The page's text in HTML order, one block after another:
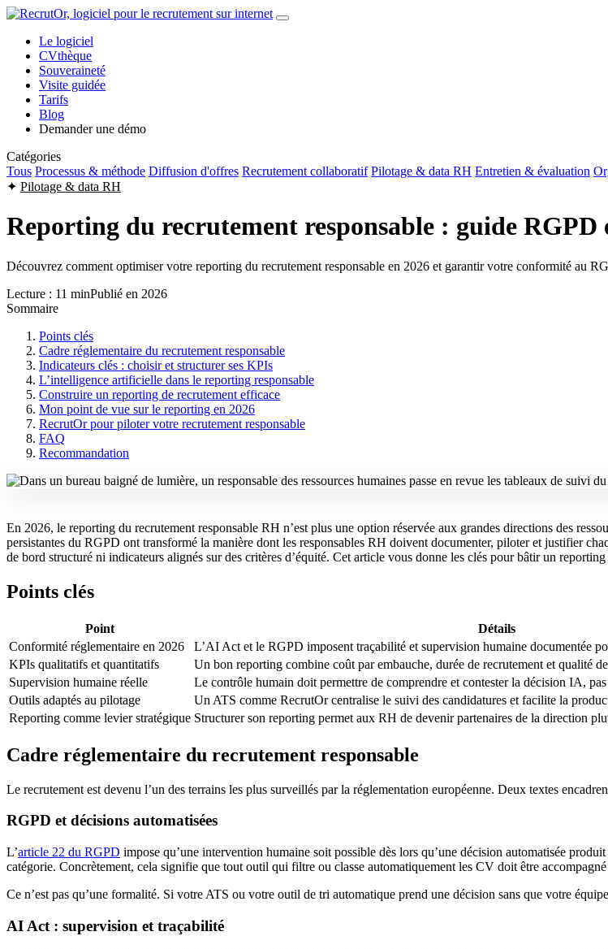
Le logiciel
CVthèque
Souveraineté
Visite guidée
Tarifs
Blog
Demander une démo
Catégories
Tous Processus & méthode Diffusion d'offres Recrutement collaboratif Pilotage & data RH Entretien & évaluation
✦ Pilotage & data RH
Reporting du recrutement responsable : guide RGPD
Découvrez comment optimiser votre reporting du recrutement responsable en 2026 et garantir votre conformité au
Lecture : 11 minPublié en 2026
Sommaire
Points clés
Cadre réglementaire du recrutement responsable
Indicateurs clés : choisir et structurer ses KPIs
L’intelligence artificielle dans le reporting responsable
Construire un reporting de recrutement efficace
Mon point de vue sur le reporting en 2026
RecrutOr pour piloter votre recrutement responsable
FAQ
Recommandation
En 2026, le reporting du recrutement responsable RH n’est plus une option réservée aux grandes directions des
persistantes du RGPD ont transformé la manière dont les responsables RH doivent documenter, piloter et justifier
de bord structuré ni indicateurs alignés sur des critères d’équité. Cet article vous donne les clés pour bâtir un
Points clés
Point
Détails
Conformité réglementaire en 2026
L’AI Act et le RGPD imposent traçabilité et supervision humaine documentée
KPIs qualitatifs et quantitatifs
Un bon reporting combine coût par embauche, durée de recrutement et qualité
Supervision humaine réelle
Le contrôle humain doit permettre de comprendre et contester la décision IA,
Outils adaptés au pilotage
Un ATS comme RecrutOr centralise le suivi des candidatures et facilite la
Reporting comme levier stratégique Structurer son reporting permet aux RH de devenir partenaires de la direction
Cadre réglementaire du recrutement responsable
Le recrutement est devenu l’un des terrains les plus surveillés par la réglementation européenne. Deux textes
RGPD et décisions automatisées
L’article 22 du RGPD impose qu’une intervention humaine soit possible dès lors qu’une décision automatisée
catégorie. Concrètement, cela signifie que tout outil qui filtre ou classe automatiquement les CV doit être
Ce n’est pas qu’une formalité. Si votre ATS ou votre outil de tri automatique prend une décision sans que votre
AI Act : supervision et traçabilité